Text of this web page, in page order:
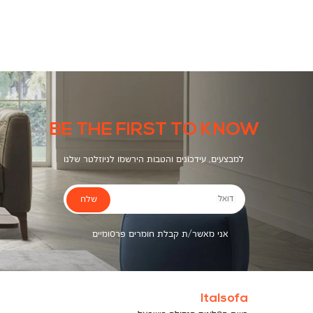
BE THE FIRST TO KNOW
למבצעים, עידכונים והטבות הירשמו לניוזלטר שלנו
דואל
אני מאשר/ת קבלת חומרים פרסומיים
שלח
Italsofa